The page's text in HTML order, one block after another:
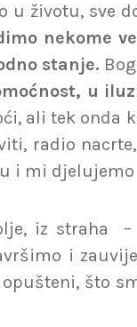
životu, sve
nekome
stanje.
u
ali tek
radio
i mi
iz straha
i
što